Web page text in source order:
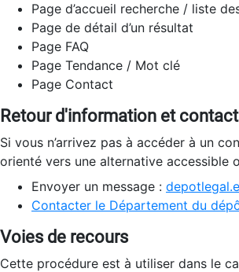
Page d’accueil recherche / liste
Page de détail d’un résultat
Page FAQ
Page Tendance / Mot clé
Page Contact
Retour d'information et contact
Si vous n’arrivez pas à accéder à un
orienté vers une alternative accessible
Envoyer un message :
Contacter le Département du
Voies de recours
Cette procédure est à utiliser dans le